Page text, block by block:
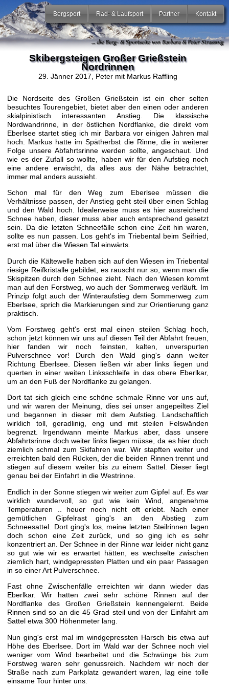
Bergsport Rad- & Laufsport Partner Kontakt
Skibergsteigen Großer Grießstein
Nordrinnen
29. Jänner 2017 , Peter mit Markus Raffling
Die Nordseite des Großen Grießstein ist ein eher selten
besuchtes Tourengebiet, bietet aber den einen oder anderen
skialpinistisch interessanten Anstieg. Die klassische
Nordwandrinne, in der östlichen Nordflanke, die direkt vom
Eberlsee startet stieg ich mir Barbara vor einigen Jahren mal
hoch. Markus hatte im Spätherbst die Rinne, die in weiterer
Folge unsere Abfahrtsrinne werden sollte, angeschaut. Und
wie es der Zufall so wollte, haben wir für den Aufstieg noch
eine andere erwischt, da alles aus der Nähe betrachtet,
immer mal anders aussieht.
Schon mal für den Weg zum Eberlsee müssen die
Verhältnisse passen, der Anstieg geht steil über einen Schlag
und den Wald hoch. Idealerweise muss es hier ausreichend
Schnee haben, dieser muss aber auch entsprechend gesetzt
sein. Da die letzten Schneefälle schon eine Zeit hin waren,
sollte es nun passen. Los geht's im Triebental beim Seifried,
erst mal über die Wiesen Tal einwärts.
Durch die Kältewelle haben sich auf den Wiesen im Triebental
riesige Reifkristalle gebildet, es rauscht nur so, wenn man die
Skispitzen durch den Schnee zieht. Nach den Wiesen kommt
man auf den Forstweg, wo auch der Sommerweg verläuft. Im
Prinzip folgt auch der Winteraufstieg dem Sommerweg zum
Eberlsee, sprich die Markierungen sind zur Orientierung ganz
praktisch.
Vom Forstweg geht's erst mal einen steilen Schlag hoch,
schon jetzt können wir uns auf diesen Teil der Abfahrt freuen,
hier fanden wir noch feinsten, kalten, unverspurten
Pulverschnee vor! Durch den Wald ging's dann weiter
Richtung Eberlsee. Diesen ließen wir aber links liegen und
querten in einer weiten Linksschleife in das obere Eberlkar,
um an den Fuß der Nordflanke zu gelangen.
Dort tat sich gleich eine schöne schmale Rinne vor uns auf,
und wir waren der Meinung, dies sei unser angepeiltes Ziel
und begannen in dieser mit dem Aufstieg. Landschaftlich
wirklich toll, geradlinig, eng und mit steilen Felswänden
begrenzt. Irgendwann meinte Markus aber, dass unsere
Abfahrtsrinne doch weiter links liegen müsse, da es hier doch
ziemlich schmal zum Skifahren war. Wir stapften weiter und
erreichten bald den Rücken, der die beiden Rinnen trennt und
stiegen auf diesem weiter bis zu einem Sattel. Dieser liegt
genau bei der Einfahrt in die Westrinne.
Endlich in der Sonne stiegen wir weiter zum Gipfel auf. Es war
wirklich wundervoll, so gut wie kein Wind, angenehme
Temperaturen .. heuer noch nicht oft erlebt. Nach einer
gemütlichen Gipfelrast ging's an den Abstieg zum
Schneesattel. Dort ging's los, meine letzten Steilrinnen lagen
doch schon eine Zeit zurück, und so ging ich es sehr
konzentriert an. Der Schnee in der Rinne war leider nicht ganz
so gut wie wir es erwartet hätten, es wechselte zwischen
ziemlich hart, windgepressten Platten und ein paar Passagen
in so einer Art Pulverschnee.
Fast ohne Zwischenfälle erreichten wir dann wieder das
Eberlkar. Wir hatten zwei sehr schöne Rinnen auf der
Nordflanke des Großen Grießstein kennengelernt. Beide
Rinnen sind so an die 45 Grad steil und von der Einfahrt am
Sattel etwa 300 Höhenmeter lang.
Nun ging's erst mal im windgepressten Harsch bis etwa auf
Höhe des Eberlsee. Dort im Wald war der Schnee noch viel
weniger vom Wind bearbeitet und die Schwünge bis zum
Forstweg waren sehr genussreich. Nachdem wir noch der
Straße nach zum Parkplatz gewandert waren, lag eine tolle
einsame Tour hinter uns.